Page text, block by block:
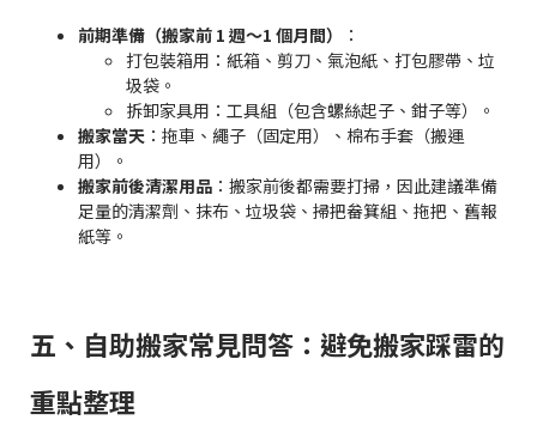
前期準備（搬家前 1 週～1 個月間）
：
打包裝箱用：紙箱、剪刀、氣泡紙、打包膠帶、垃
圾袋。
拆卸家具用：工具組（包含螺絲起子、鉗子等）。
搬家當天 ：拖車、繩子（固定用）、棉布手套（搬運
用）。
搬家前後清潔用品 ：搬家前後都需要打掃，因此建議準備
足量的清潔劑、抹布、垃圾袋、掃把畚箕組、拖把、舊報
紙等。
五、自助搬家常見問答：避免搬家踩雷的
重點整理